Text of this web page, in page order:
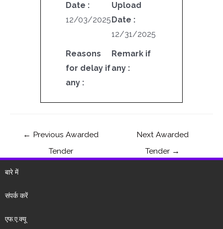
Date :
12/03/2025
Upload
Date :
12/31/2025
Reasons
for delay if
any :
Remark if
any :
← Previous Awarded
Tender
Next Awarded
Tender →
बारे में
संपर्क करें
एफ.ए.क्यू